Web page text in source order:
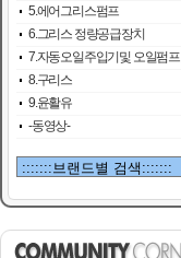
5.에어그리스펌프
6.그리스 정량공급장치
7.자동오일주입기및 오일펌프
8.구리스
9.윤활유
-동영상-